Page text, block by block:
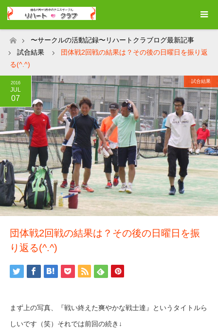
〜サークルの活動記録〜リハートクラブログ最新記事
試合結果
団体戦2回戦の結果は？その後の日曜日を振り返
る(^.^)
2016
JUL
07
試合結果
団体戦2回戦の結果は？その後の日曜日を振
り返る(^.^)
まず上の写真、『戦い終えた爽やかな戦士達』というタイトルら
しいです（笑）それでは前回の続き↓